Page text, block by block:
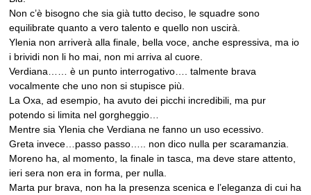
Non c’è bisogno che sia già tutto deciso, le squadre sono
equilibrate quanto a vero talento e quello non uscirà.
Ylenia non arriverà alla finale, bella voce, anche espressiva, ma io
i brividi non li ho mai, non mi arriva al cuore.
Verdiana…… è un punto interrogativo…. talmente brava
vocalmente che uno non si stupisce più.
La Oxa, ad esempio, ha avuto dei picchi incredibili, ma pur
potendo si limita nel gorgheggio…
Mentre sia Ylenia che Verdiana ne fanno un uso ecessivo.
Greta invece…passo passo….. non dico nulla per scaramanzia.
Moreno ha, al momento, la finale in tasca, ma deve stare attento,
ieri sera non era in forma, per nulla.
Marta pur brava, non ha la presenza scenica e l’eleganza di cui ha